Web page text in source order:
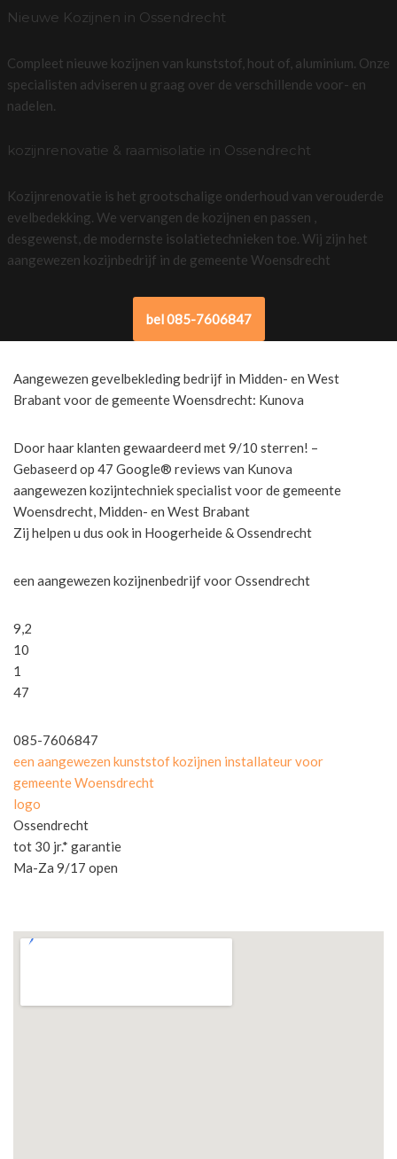
Nieuwe Kozijnen in Ossendrecht
Compleet nieuwe kozijnen van kunststof, hout of, aluminium. Onze
specialisten adviseren u graag over de verschillende voor- en
nadelen.
kozijnrenovatie & raamisolatie in Ossendrecht
Kozijnrenovatie is het grootschalige onderhoud van verouderde
evelbedekking. We vervangen de kozijnen en passen ,
desgewenst, de modernste isolatietechnieken toe. Wij zijn het
aangewezen kozijnbedrijf in de gemeente Woensdrecht
bel 085-7606847
Aangewezen gevelbekleding bedrijf in Midden- en West
Brabant voor de gemeente Woensdrecht: Kunova
Door haar klanten gewaardeerd met 9/10 sterren! –
Gebaseerd op 47 Google® reviews van Kunova
aangewezen kozijntechniek specialist voor de gemeente
Woensdrecht, Midden- en West Brabant
Zij helpen u dus ook in Hoogerheide & Ossendrecht
een aangewezen kozijnenbedrijf voor Ossendrecht
9,2
10
1
47
085-7606847
een aangewezen kunststof kozijnen installateur voor
gemeente Woensdrecht
logo
Ossendrecht
tot 30 jr.* garantie
Ma-Za 9/17 open